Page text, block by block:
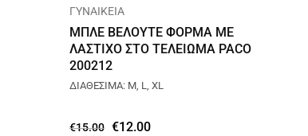
ΓΥΝΑΙΚΕΙΑ
ΜΠΛΕ ΒΕΛΟΥΤΕ ΦΟΡΜΑ ΜΕ
ΛΑΣΤΙΧΟ ΣΤΟ ΤΕΛΕΙΩΜΑ PACO
200212
ΔΙΑΘΕΣΙΜΑ: M, L, XL
€15.00 €12.00